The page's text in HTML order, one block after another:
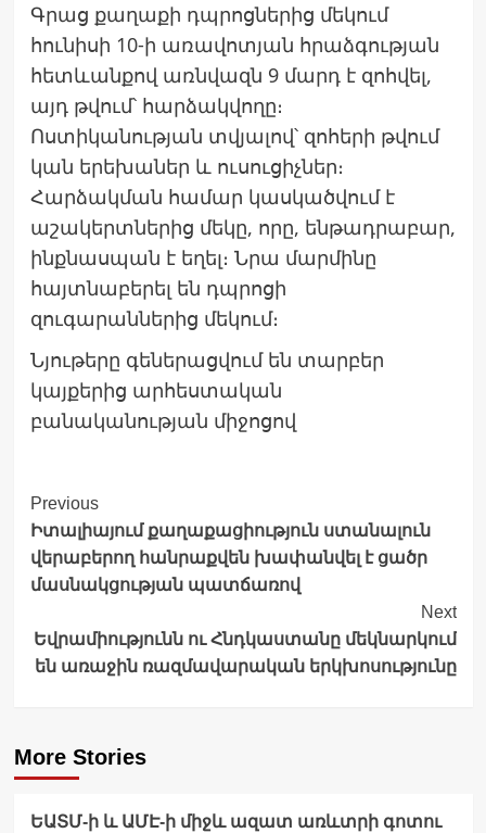
Գրաց քաղաքի դպրոցներից մեկում
հունիսի 10-ի առավոտյան հրաձգության
հետևանքով առնվազն 9 մարդ է զոհվել,
այդ թվում՝ հարձակվողը։
Ոստիկանության տվյալով՝ զոհերի թվում
կան երեխաներ և ուսուցիչներ։
Հարձակման համար կասկածվում է
աշակերտներից մեկը, որը, ենթադրաբար,
ինքնասպան է եղել։ Նրա մարմինը
հայտնաբերել են դպրոցի
զուգարաններից մեկում։
Նյութերը գեներացվում են տարբեր
կայքերից արհեստական
բանականության միջոցով
Post
Navigation
Previous
Իտալիայում քաղաքացիություն ստանալուն
վերաբերող հանրաքվեն խափանվել է ցածր
մասնակցության պատճառով
Next
Եվրամիությունն ու Հնդկաստանը մեկնարկում
են առաջին ռազմավարական երկխոսությունը
More Stories
ԵԱՏՄ-ի և ԱՄԷ-ի միջև ազատ առևտրի գոտու